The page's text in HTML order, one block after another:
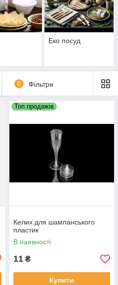
Еко посуд
0 Фільтри
Топ продажів
Келих для шампанського
пластик
В наявності
11 ₴
Купити